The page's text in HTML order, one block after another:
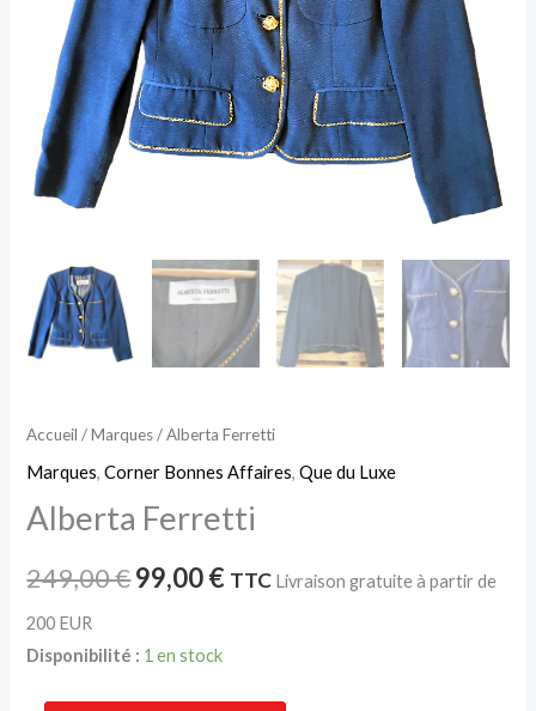
Accueil /Marques/ Alberta Ferretti
Marques,Corner Bonnes Affaires,Que du Luxe
Alberta Ferretti
249,00€99,00€ TTC Livraison gratuite à partir de
200 EUR
Disponibilité : 1 en stock